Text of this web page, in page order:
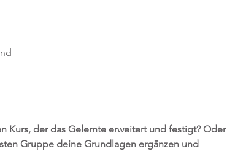
Kurs, der das Gelernte erweitert und festigt? Oder
Gruppe deine Grundlagen ergänzen und